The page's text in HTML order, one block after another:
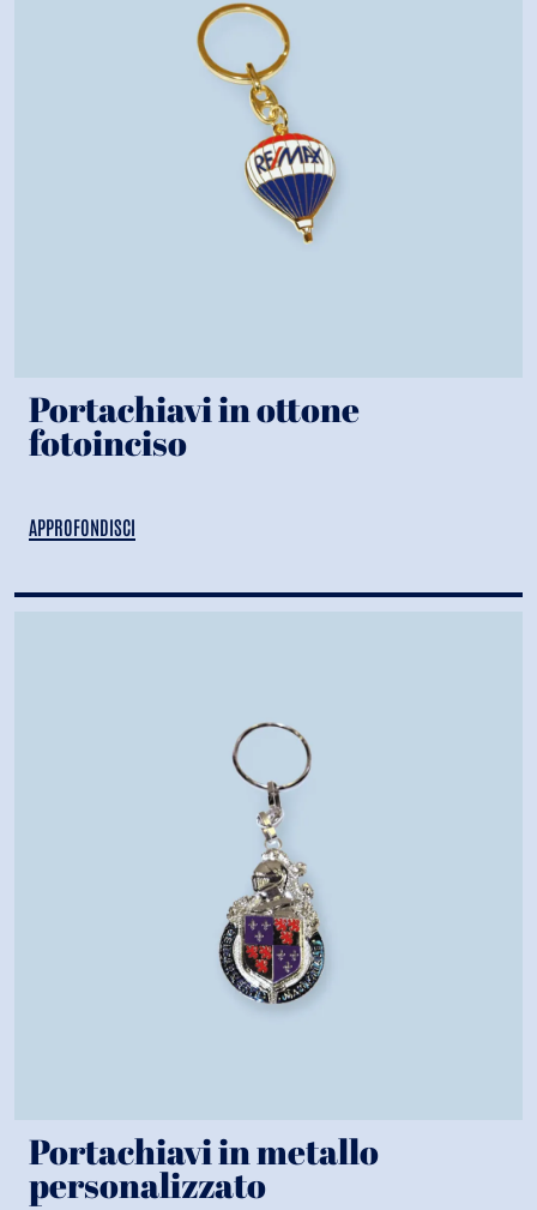
Portachiavi in ottone
fotoinciso
APPROFONDISCI
Portachiavi in metallo
personalizzato